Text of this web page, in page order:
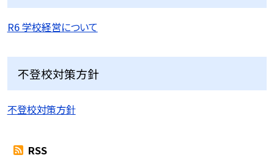
R6 学校経営について
不登校対策方針
不登校対策方針
RSS